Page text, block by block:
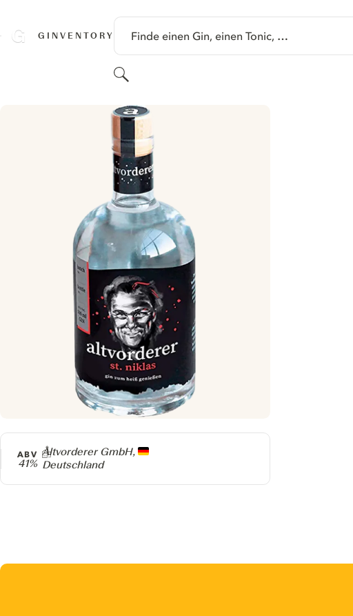
GINVENTORY Finde einen Gin, einen Tonic, …
Suchen
Producer
Altvorderer GmbH,
Deutschland
ABV
41%